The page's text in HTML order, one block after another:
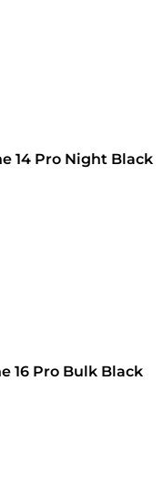
14 Pro Night Black
16 Pro Bulk Black